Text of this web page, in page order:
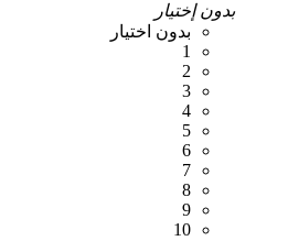
بدون إختيار
بدون اختيار
1
2
3
4
5
6
7
8
9
10